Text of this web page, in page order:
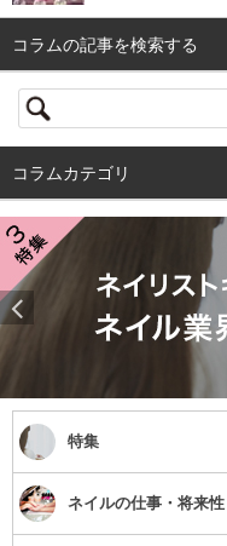
コラムの記事を検索する
コラムカテゴリ
特集
ネイルの仕事・将来性